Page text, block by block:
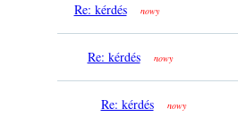
Re: kérdés nowy
Re: kérdés nowy
Re: kérdés nowy